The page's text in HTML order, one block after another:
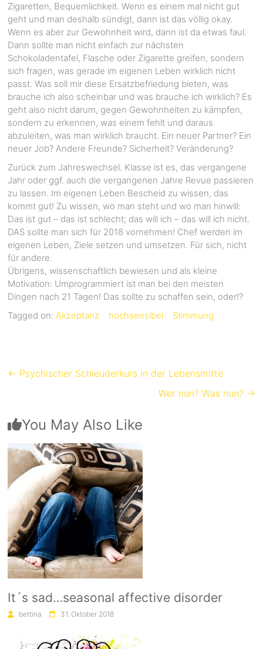
Zigaretten, Bequemlichkeit. Wenn es einem mal nicht gut
geht und man deshalb sündigt, dann ist das völlig okay.
Wenn es aber zur Gewohnheit wird, dann ist da etwas faul.
Dann sollte man nicht einfach zur nächsten
Schokoladentafel, Flasche oder Zigarette greifen, sondern
sich fragen, was gerade im eigenen Leben wirklich nicht
passt. Was soll mir diese Ersatzbefriedung bieten, was
brauche ich also scheinbar und was brauche ich wirklich? Es
geht also nicht darum, gegen Gewohnheiten zu kämpfen,
sondern zu erkennen, was einem fehlt und daraus
abzuleiten, was man wirklich braucht. Ein neuer Partner? Ein
neuer Job? Andere Freunde? Sicherheit? Veränderung?
Zurück zum Jahreswechsel. Klasse ist es, das vergangene
Jahr oder ggf. auch die vergangenen Jahre Revue passieren
zu lassen. Im eigenen Leben Bescheid zu wissen, das
kommt gut! Zu wissen, wo man steht und wo man hinwill:
Das ist gut – das ist schlecht; das will ich – das will ich nicht.
DAS sollte man sich für 2018 vornehmen! Chef werden im
eigenen Leben, Ziele setzen und umsetzen. Für sich, nicht
für andere.
Übrigens, wissenschaftlich bewiesen und als kleine
Motivation: Umprogrammiert ist man bei den meisten
Dingen nach 21 Tagen! Das sollte zu schaffen sein, oder!?
Tagged on:Akzeptanz hochsensibel Stimmung
← Psychischer Schleuderkurs in der Lebensmitte
Wer nun? Was nun? →
You May Also Like
It´s sad…seasonal affective disorder
bettina 31. Oktober 2018